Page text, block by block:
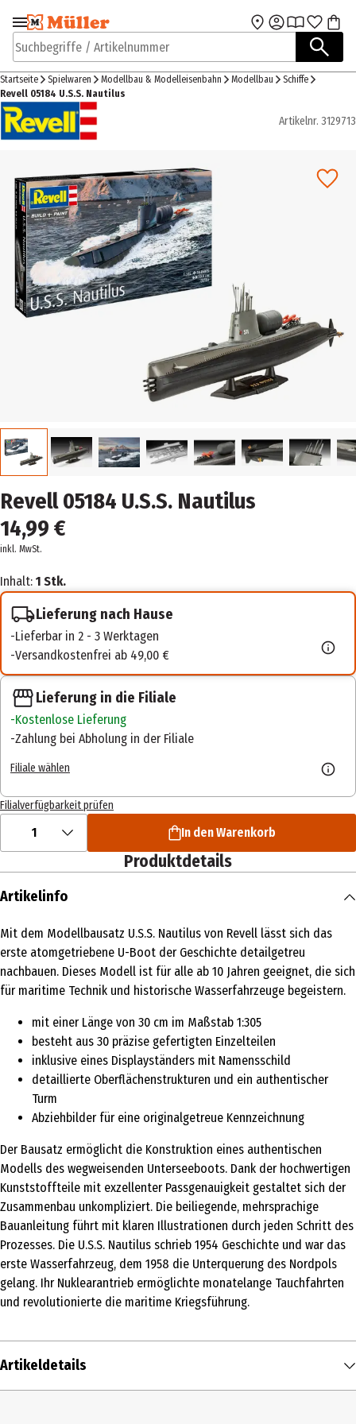
Zur Navigation
springen
Zum Hauptinhalt
Suchbegriffe / Artikelnummer
Startseite Spielwaren Modellbau & Modelleisenbahn Modellbau
Schiffe
Revell 05184 U.S.S. Nautilus
Artikelnr. 3129713
Revell 05184 U.S.S. Nautilus
14,99 €
inkl. MwSt.
Inhalt: 1 Stk.
Lieferung nach Hause
Lieferbar in 2 - 3 Werktagen
Versandkostenfrei ab 49,00 €
Lieferung in die Filiale
Kostenlose Lieferung
Zahlung bei Abholung in der Filiale
Filiale wählen
Filialverfügbarkeit prüfen
1 In den Warenkorb
Produktdetails
Artikelinfo
Mit dem Modellbausatz U.S.S. Nautilus von Revell lässt sich das
erste atomgetriebene U-Boot der Geschichte detailgetreu
nachbauen. Dieses Modell ist für alle ab 10 Jahren geeignet, die sich
für maritime Technik und historische Wasserfahrzeuge begeistern.
mit einer Länge von 30 cm im Maßstab 1:305
besteht aus 30 präzise gefertigten Einzelteilen
inklusive eines Displayständers mit Namensschild
detaillierte Oberflächenstrukturen und ein authentischer
Turm
Abziehbilder für eine originalgetreue Kennzeichnung
Der Bausatz ermöglicht die Konstruktion eines authentischen
Modells des wegweisenden Unterseeboots. Dank der hochwertigen
Kunststoffteile mit exzellenter Passgenauigkeit gestaltet sich der
Zusammenbau unkompliziert. Die beiliegende, mehrsprachige
Bauanleitung führt mit klaren Illustrationen durch jeden Schritt des
Prozesses. Die U.S.S. Nautilus schrieb 1954 Geschichte und war das
erste Wasserfahrzeug, dem 1958 die Unterquerung des Nordpols
gelang. Ihr Nuklearantrieb ermöglichte monatelange Tauchfahrten
und revolutionierte die maritime Kriegsführung.
Artikeldetails